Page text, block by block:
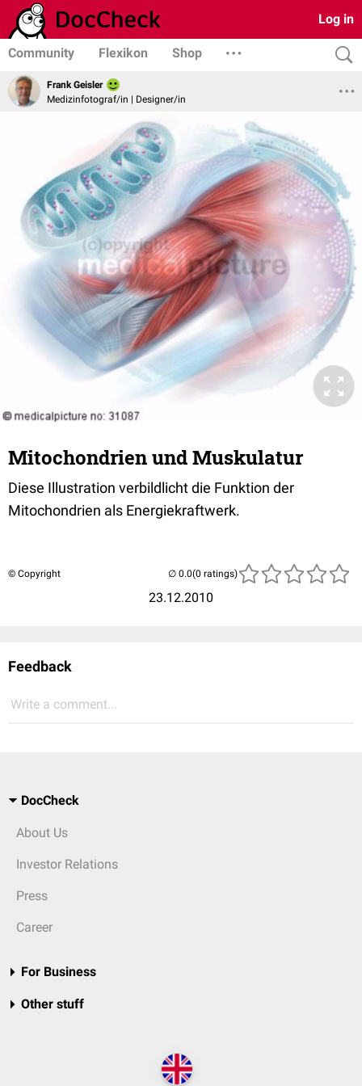
Log in
Community Flexikon Shop
Frank Geisler
Medizinfotograf/in | Designer/in
Mitochondrien und Muskulatur
Diese Illustration verbildlicht die Funktion der
Mitochondrien als Energiekraftwerk.
© Copyright
23.12.2010
(0 ratings)
Feedback
Write a comment...
DocCheck
About Us
Investor Relations
Press
Career
For Business
Other stuff